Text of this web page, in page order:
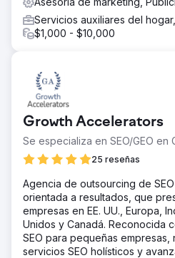
Servicios auxiliares del
$1,000 - $10,000
Growth Accelerators
Se especializa en SEO/GEO en
25 reseñas
Agencia de outsourcing de
orientada a resultados, que
empresas en EE. UU., Europa,
Unidos y Canadá. Reconocida
SEO para pequeñas empresas,
servicios SEO holísticos y